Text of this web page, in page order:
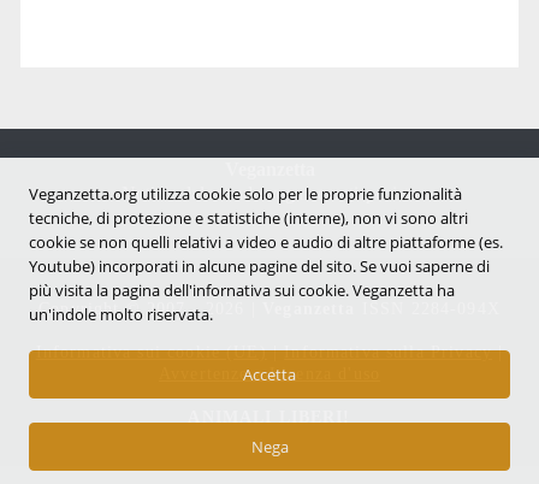
Notizie dal mondo vegan e antispecista
Copyright © 2007 - 2026 |
Informativa sui cookie (UE)|Informativa sulla Privacy|
Avvertenze e Licenza d'uso
Veganzetta.org utilizza cookie solo per le proprie funzionalità
tecniche, di protezione e statistiche (interne), non vi sono altri
cookie se non quelli relativi a video e audio di altre piattaforme (es.
Youtube) incorporati in alcune pagine del sito. Se vuoi saperne di
più visita la pagina dell'infornativa sui cookie. Veganzetta ha
un'indole molto riservata.
Accetta
Nega